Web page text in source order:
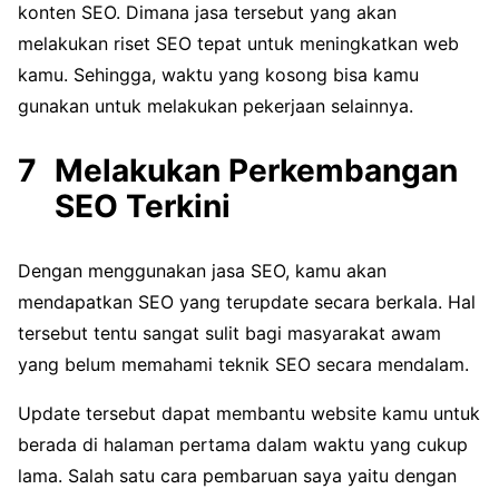
konten SEO. Dimana jasa tersebut yang akan
melakukan riset SEO tepat untuk meningkatkan web
kamu. Sehingga, waktu yang kosong bisa kamu
gunakan untuk melakukan pekerjaan selainnya.
Melakukan Perkembangan
SEO Terkini
Dengan menggunakan jasa SEO, kamu akan
mendapatkan SEO yang terupdate secara berkala. Hal
tersebut tentu sangat sulit bagi masyarakat awam
yang belum memahami teknik SEO secara mendalam.
Update tersebut dapat membantu website kamu untuk
berada di halaman pertama dalam waktu yang cukup
lama. Salah satu cara pembaruan saya yaitu dengan